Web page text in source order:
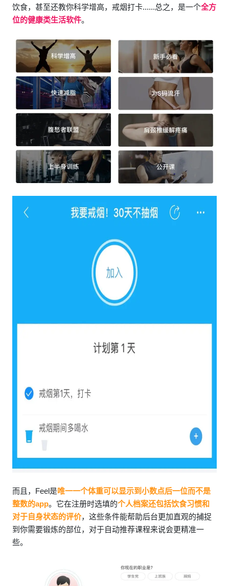
饮食，甚至还教你科学增高，戒烟打卡......总之，是一个全方
位的健康类生活软件。
而且，Feel是唯一一个体重可以显示到小数点后一位而不是
整数的app。它在注册时选填的个人档案还包括饮食习惯和
对于自身状态的评价，这些条件能帮助后台更加直观的捕捉
到你需要锻炼的部位，对于自动推荐课程来说会更精准一
些。